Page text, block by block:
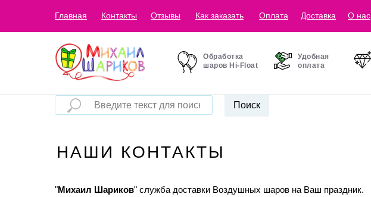
Главная Контакты Отзывы Как заказать Оплата Доставка
Обработка
шаров Hi-Float
Удобная
оплата
О нас
Поиск
НАШИ КОНТАКТЫ
"Михаил Шариков" служба доставки Воздушных шаров на Ваш праздник.